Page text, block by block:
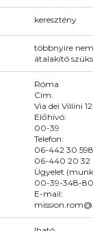
keresztény
többnyire
átalakító
Róma
Cím:
Via dei Villini
Előhívó:
00-39
Telefon:
06-442 30 598
06-440 20 32
Ügyelet
00-39-348-
E-mail: